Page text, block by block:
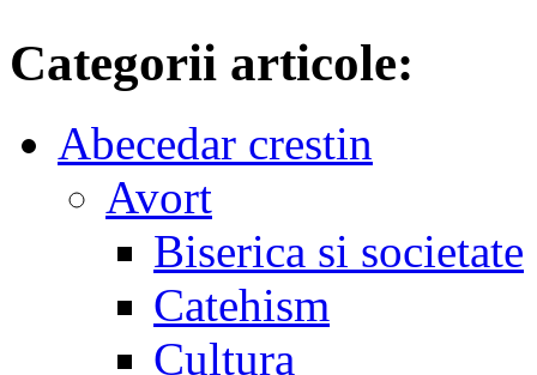
Categorii articole:
Abecedar crestin
Avort
Biserica si societate
Catehism
Cultura